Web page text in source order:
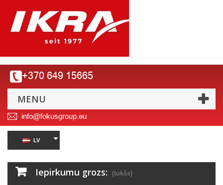
+370 649 15665
MENU
info@fokusgroup.eu
LV
Iepirkumu grozs: (tukšs)